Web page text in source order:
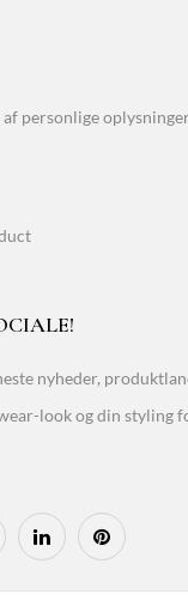
personlige oplysninger
nyheder,
look og din styling